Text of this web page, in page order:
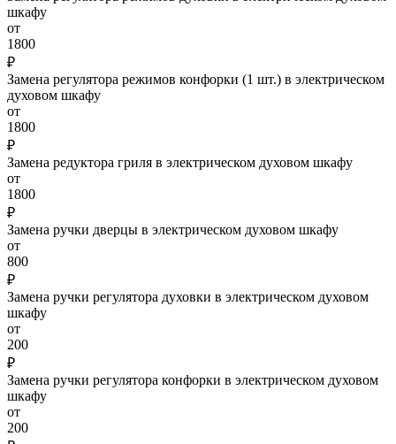
шкафу
от
1800
₽
Замена регулятора режимов конфорки (1 шт.) в электрическом
духовом шкафу
от
1800
₽
Замена редуктора гриля в электрическом духовом шкафу
от
1800
₽
Замена ручки дверцы в электрическом духовом шкафу
от
800
₽
Замена ручки регулятора духовки в электрическом духовом
шкафу
от
200
₽
Замена ручки регулятора конфорки в электрическом духовом
шкафу
от
200